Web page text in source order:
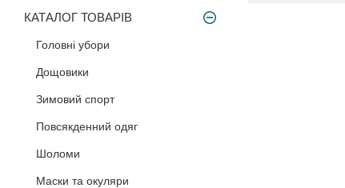
КАТАЛОГ ТОВАРІВ
Головні убори
Дощовики
Зимовий спорт
Повсякденний одяг
Шоломи
Маски та окуляри